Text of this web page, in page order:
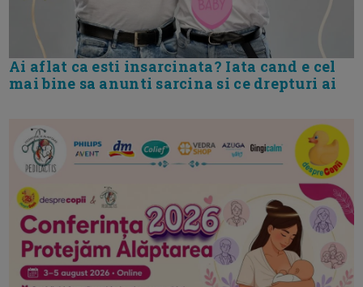
Ai aflat ca esti insarcinata? Iata cand e cel
mai bine sa anunti sarcina si ce drepturi ai